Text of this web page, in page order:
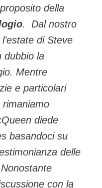
della
. Dal nostro
di Steve
dubbio la
Mentre
e particolari
rimaniamo
diede
basandoci su
delle
con la